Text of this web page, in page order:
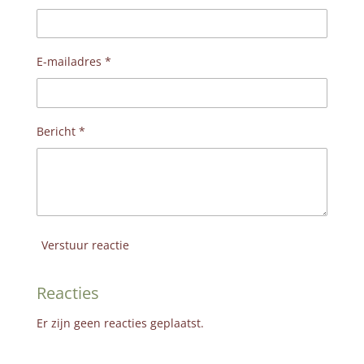
E-mailadres *
Bericht *
Verstuur reactie
Reacties
Er zijn geen reacties geplaatst.